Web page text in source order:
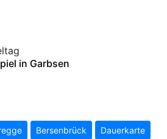
in Garbsen
Bersenbrück
Dauerkarte